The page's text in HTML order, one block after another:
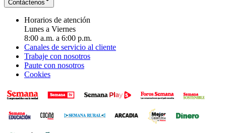
Contáctenos
Horarios de atención
Lunes a Viernes
8:00 a.m. a 6:00 p.m.
Canales de servicio al cliente
Trabaje con nosotros
Paute con nosotros
Cookies